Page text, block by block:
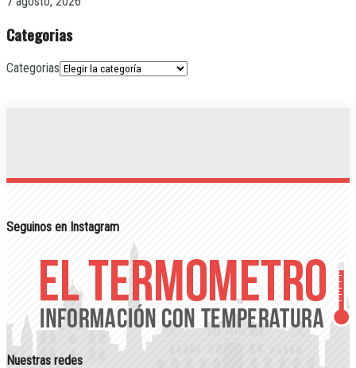
Categorias
Categorias
Seguinos en Instagram
Nuestras redes